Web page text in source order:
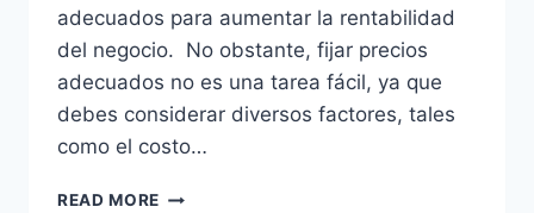
adecuados para aumentar la rentabilidad
del negocio. No obstante, fijar precios
adecuados no es una tarea fácil, ya que
debes considerar diversos factores, tales
como el costo…
READ MORE ¿CÓMO